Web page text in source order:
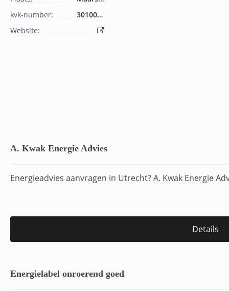
kvk-number:
30100203
Website:
A. Kwak Energie Advies
Energieadvies aanvragen in Utrecht? A. Kwak Energie
Details
Energielabel onroerend goed